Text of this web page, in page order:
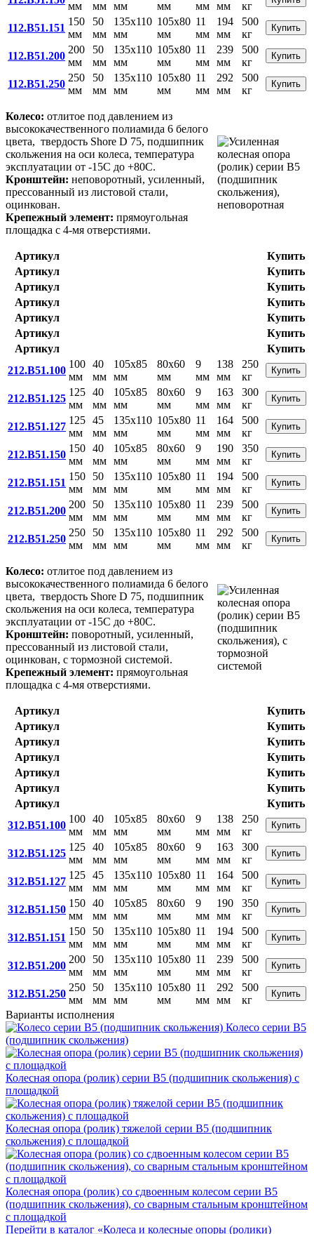
мм мм мм мм мм мм кг
112.B51.151
150
мм
50
мм
135x110
мм
105x80
мм
11
мм
194
мм
500
кг
Купить
112.B51.200
200
мм
50
мм
135x110
мм
105x80
мм
11
мм
239
мм
500
кг
Купить
112.B51.250
250
мм
50
мм
135x110
мм
105x80
мм
11
мм
292
мм
500
кг
Купить
Колесо: отлитое под давлением из
высококачественного полиамида 6 белого
цвета, твердость Shore D 75, подшипник
скольжения на оси колеса, температура
эксплуатации от -15С до +80С.
Кронштейн: неповоротный, усиленный,
прессованный из листовой стали,
оцинкован.
Крепежный элемент: прямоугольная
площадка с 4-мя отверстиями.
Артикул
Купить
Артикул
Купить
Артикул
Купить
Артикул
Купить
Артикул
Купить
Артикул
Купить
Артикул
Купить
212.B51.100
100
мм
40
мм
105x85
мм
80x60
мм
9
мм
138
мм
250
кг
Купить
212.B51.125
125
мм
40
мм
105x85
мм
80x60
мм
9
мм
163
мм
300
кг
Купить
212.B51.127
125
мм
45
мм
135x110
мм
105x80
мм
11
мм
164
мм
500
кг
Купить
212.B51.150
150
мм
40
мм
105x85
мм
80x60
мм
9
мм
190
мм
350
кг
Купить
212.B51.151
150
мм
50
мм
135x110
мм
105x80
мм
11
мм
194
мм
500
кг
Купить
212.B51.200
200
мм
50
мм
135x110
мм
105x80
мм
11
мм
239
мм
500
кг
Купить
212.B51.250
250
мм
50
мм
135x110
мм
105x80
мм
11
мм
292
мм
500
кг
Купить
Колесо: отлитое под давлением из
высококачественного полиамида 6 белого
цвета, твердость Shore D 75, подшипник
скольжения на оси колеса, температура
эксплуатации от -15С до +80С.
Кронштейн: поворотный, усиленный,
прессованный из листовой стали,
оцинкован, с тормозной системой.
Крепежный элемент: прямоугольная
площадка с 4-мя отверстиями.
Артикул
Купить
Артикул
Купить
Артикул
Купить
Артикул
Купить
Артикул
Купить
Артикул
Купить
Артикул
Купить
312.B51.100
100
мм
40
мм
105x85
мм
80x60
мм
9
мм
138
мм
250
кг
Купить
312.B51.125
125
мм
40
мм
105x85
мм
80x60
мм
9
мм
163
мм
300
кг
Купить
312.B51.127
125
мм
45
мм
135x110
мм
105x80
мм
11
мм
164
мм
500
кг
Купить
312.B51.150
150
мм
40
мм
105x85
мм
80x60
мм
9
мм
190
мм
350
кг
Купить
312.B51.151
150
мм
50
мм
135x110
мм
105x80
мм
11
мм
194
мм
500
кг
Купить
312.B51.200
200
мм
50
мм
135x110
мм
105x80
мм
11
мм
239
мм
500
кг
Купить
312.B51.250
250
мм
50
мм
135x110
мм
105x80
мм
11
мм
292
мм
500
кг
Купить
Варианты исполнения
Колесо серии B5
(подшипник скольжения)
Колесная опора (ролик) серии B5 (подшипник скольжения) с
площадкой
Колесная опора (ролик) тяжелой серии B5 (подшипник
скольжения) с площадкой
Колесная опора (ролик) со сдвоенным колесом серии B5
(подшипник скольжения), со сварным стальным кронштейном
с площадкой
Перейти в каталог «Колеса и колесные опоры (ролики)